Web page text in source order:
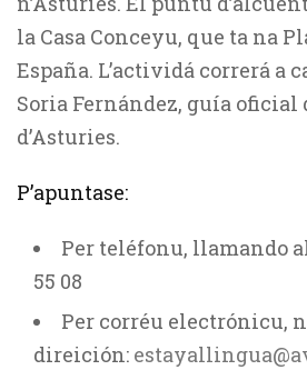
la Casa Conceyu, que ta na
España. L’actividá correrá a
Soria Fernández, guía
d’Asturies.
P’apuntase:
Per teléfonu, llamando
55 08
Per corréu electrónicu,
direición: